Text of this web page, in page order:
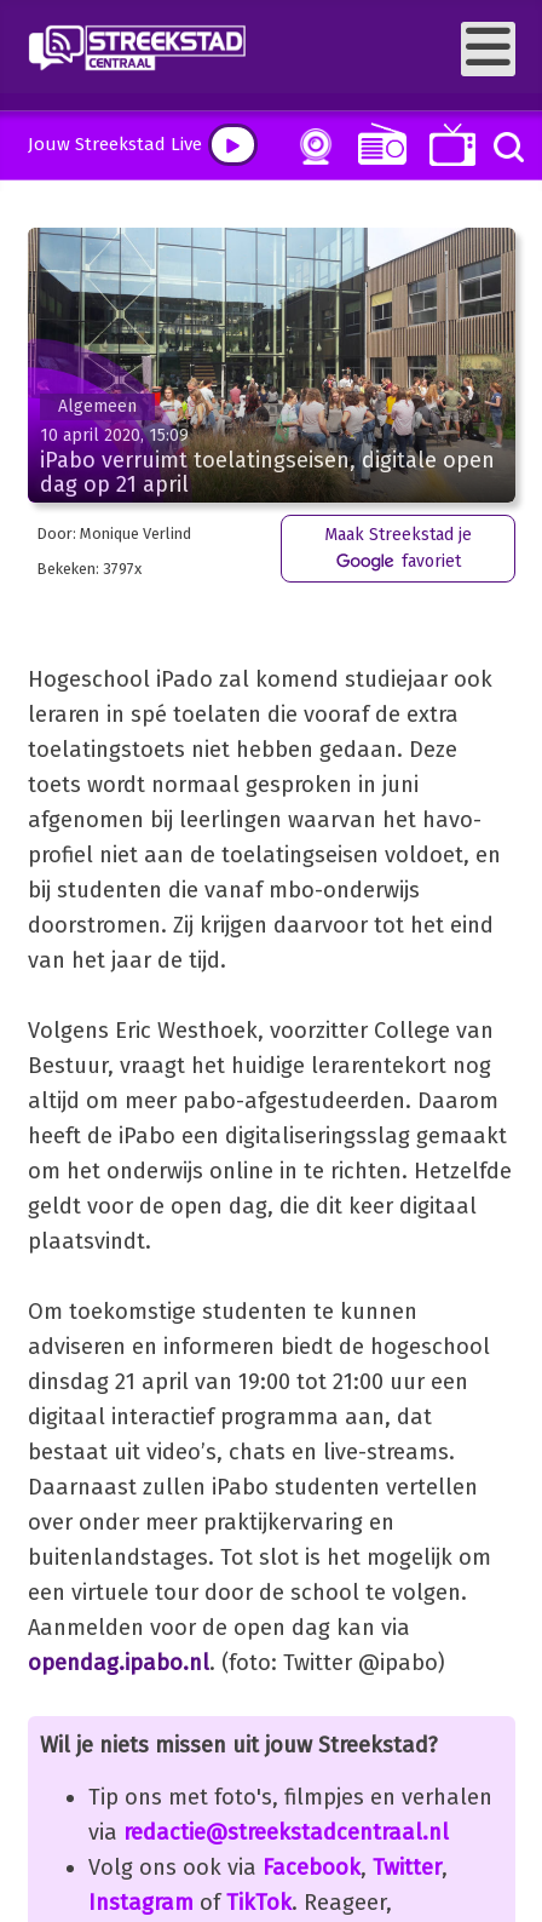
Jouw Streekstad Live
Algemeen
10 april 2020, 15:09
iPabo verruimt toelatingseisen, digitale open
dag op 21 april
Door: Monique Verlind
Bekeken: 3797x
Maak Streekstad je
favoriet
Hogeschool iPado zal komend studiejaar ook
leraren in spé toelaten die vooraf de extra
toelatingstoets niet hebben gedaan. Deze
toets wordt normaal gesproken in juni
afgenomen bij leerlingen waarvan het havo-
profiel niet aan de toelatingseisen voldoet, en
bij studenten die vanaf mbo-onderwijs
doorstromen. Zij krijgen daarvoor tot het eind
van het jaar de tijd.
Volgens Eric Westhoek, voorzitter College van
Bestuur, vraagt het huidige lerarentekort nog
altijd om meer pabo-afgestudeerden. Daarom
heeft de iPabo een digitaliseringsslag gemaakt
om het onderwijs online in te richten. Hetzelfde
geldt voor de open dag, die dit keer digitaal
plaatsvindt.
Om toekomstige studenten te kunnen
adviseren en informeren biedt de hogeschool
dinsdag 21 april van 19:00 tot 21:00 uur een
digitaal interactief programma aan, dat
bestaat uit video’s, chats en live-streams.
Daarnaast zullen iPabo studenten vertellen
over onder meer praktijkervaring en
buitenlandstages. Tot slot is het mogelijk om
een virtuele tour door de school te volgen.
Aanmelden voor de open dag kan via
opendag.ipabo.nl. (foto: Twitter @ipabo)
Wil je niets missen uit jouw Streekstad?
Tip ons met foto's, filmpjes en verhalen
via redactie@streekstadcentraal.nl
Volg ons ook via Facebook, Twitter,
Instagram ofTikTok. Reageer,